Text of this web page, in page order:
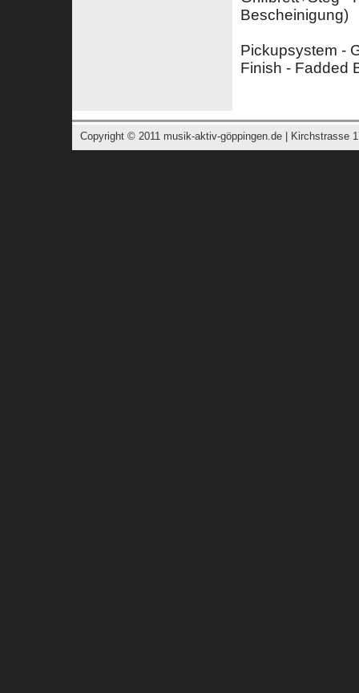
Bescheinigung)
Pickupsystem -
Finish - Fadded
Copyright © 2011 musik-aktiv-göppingen.de | Kirchstrasse